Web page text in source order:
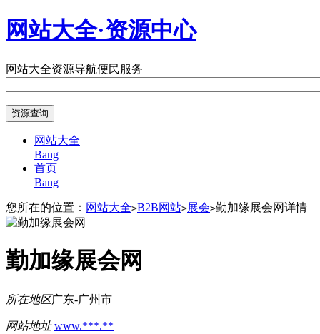
网站大全·资源中心
网站大全资源导航便民服务
网站大全
Bang
首页
Bang
您所在的位置： 网站大全>B2B网站>展会>勤加缘展会网详情
勤加缘展会网
所在地区广东-广州市
网站地址 www.***.**